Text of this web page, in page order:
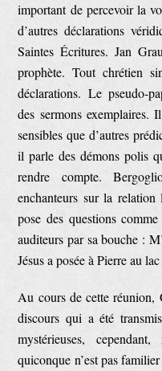
important de percevoir la
d’autres déclarations
Saintes Écritures. Jan
prophète. Tout chrétien
déclarations. Le pseudo-
des sermons exemplaires.
sensibles que d’autres
il parle des démons polis
rendre compte.
enchanteurs sur la
pose des questions
auditeurs par sa bouche :
Jésus a posée à Pierre au
Au cours de cette réunion,
discours qui a été
mystérieuses,
quiconque n’est pas